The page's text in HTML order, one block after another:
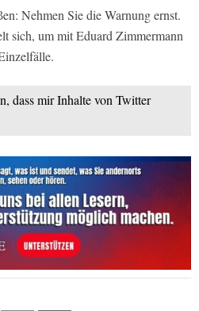
Nehmen Sie die Warnung ernst.
sich, um mit Eduard Zimmermann
dass mir Inhalte von Twitter